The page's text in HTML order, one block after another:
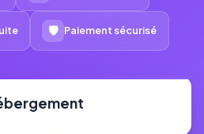
🛡 Paiement sécurisé